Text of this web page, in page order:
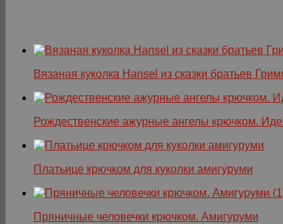
Вязаная куколка Hansel из сказки братьев
Рождественские ажурные ангелы крючком.
Платьице крючком для куколки амигуруми
Пряничные человечки крючком. Амигуруми